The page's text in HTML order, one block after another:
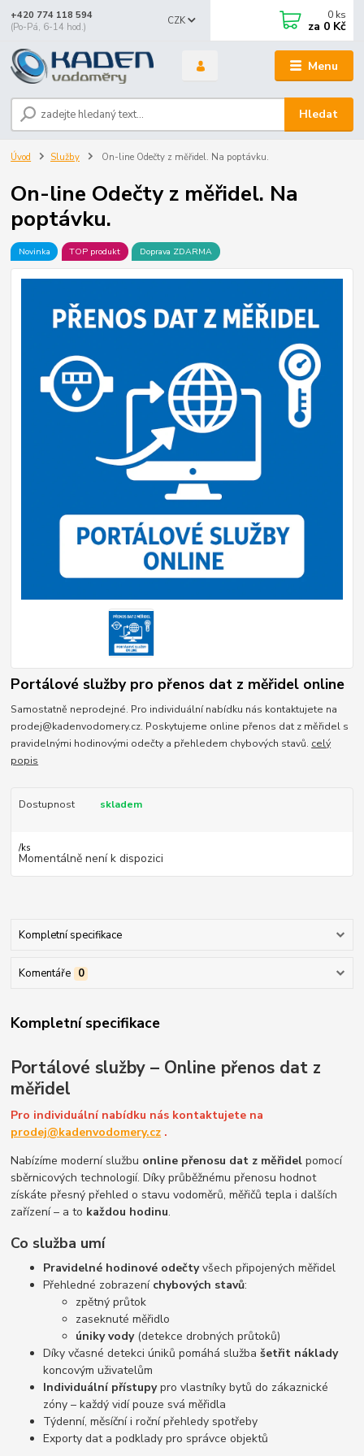
Menu
CZK
Hledat
+420 774 118 594
(Po-Pá, 6-14 hod.)
0 ks
za 0 Kč
Úvod Služby On-line Odečty z měřidel. Na poptávku.
On-line Odečty z měřidel. Na
poptávku.
Novinka TOP produkt Doprava ZDARMA
Portálové služby pro přenos dat z měřidel online
Samostatně neprodejné. Pro individuální nabídku nás kontaktujete na
prodej@kadenvodomery.cz. Poskytujeme online přenos dat z měřidel s
pravidelnými hodinovými odečty a přehledem chybových stavů. celý
popis
Dostupnost skladem
/ks
Momentálně není k dispozici
Kompletní specifikace
Komentáře 0
Kompletní specifikace
Portálové služby – Online přenos dat z
měřidel
Pro individuální nabídku nás kontaktujete na
prodej@kadenvodomery.cz .
Nabízíme moderní službu online přenosu dat z měřidel pomocí
sběrnicových technologií. Díky průběžnému přenosu hodnot
získáte přesný přehled o stavu vodoměrů, měřičů tepla i dalších
zařízení – a to každou hodinu.
Co služba umí
Pravidelné hodinové odečtyvšech připojených měřidel
Přehledné zobrazení chybových stavů:
zpětný průtok
zaseknuté měřidlo
úniky vody(detekce drobných průtoků)
Díky včasné detekci úniků pomáhá službašetřit náklady
koncovým uživatelům
Individuální přístupypro vlastníky bytů do zákaznické
zóny – každý vidí pouze svá měřidla
Týdenní, měsíční i roční přehledy spotřeby
Exporty dat a podklady pro správce objektů